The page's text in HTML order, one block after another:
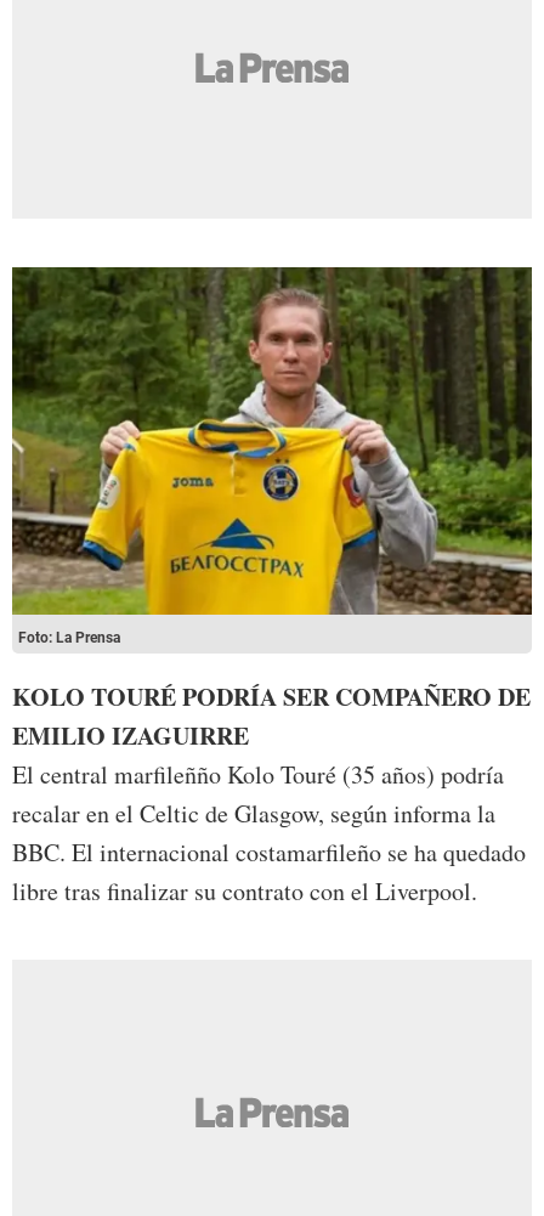
Foto: La Prensa
KOLO TOURÉ PODRÍA SER COMPAÑERO DE
EMILIO IZAGUIRRE
El central marfileñño Kolo Touré (35 años) podría
recalar en el Celtic de Glasgow, según informa la
BBC. El internacional costamarfileño se ha quedado
libre tras finalizar su contrato con el Liverpool.